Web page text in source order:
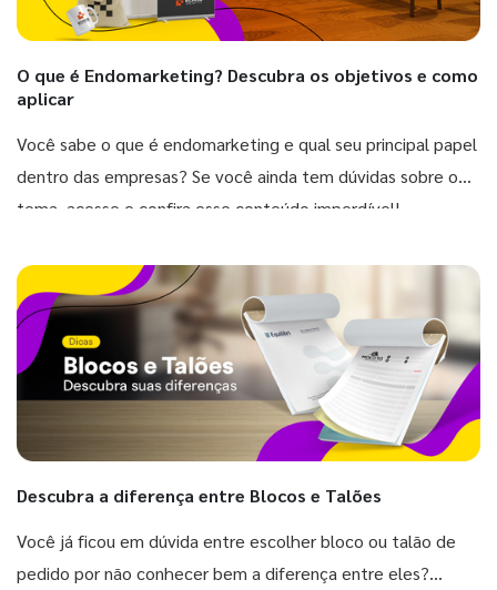
O que é Endomarketing? Descubra os objetivos e como
aplicar
Você sabe o que é endomarketing e qual seu principal papel
dentro das empresas? Se você ainda tem dúvidas sobre o
tema, acesse e confira esse conteúdo imperdível!
Descubra a diferença entre Blocos e Talões
Você já ficou em dúvida entre escolher bloco ou talão de
pedido por não conhecer bem a diferença entre eles?